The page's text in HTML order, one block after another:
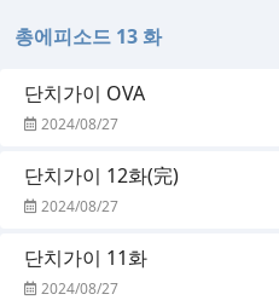
총에피소드 13 화
단치가이 OVA
2024/08/27
단치가이 12화(完)
2024/08/27
단치가이 11화
2024/08/27